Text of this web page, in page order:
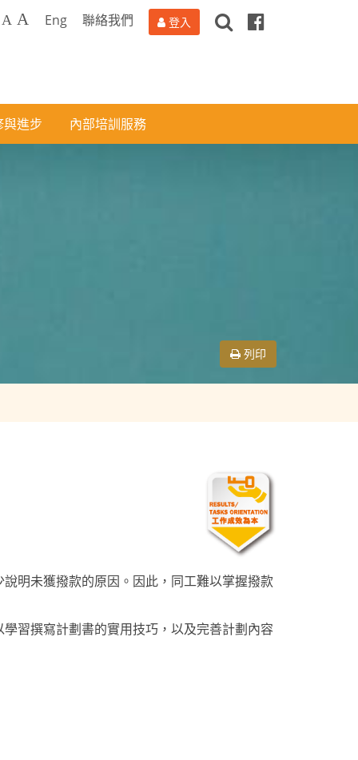
A A Eng 聯絡我們 登入
搜 Facebook
與進步 內部培訓服務
列印
明未獲撥款的原因。因此，同工難以掌握撥款
習撰寫計劃書的實用技巧，以及完善計劃內容